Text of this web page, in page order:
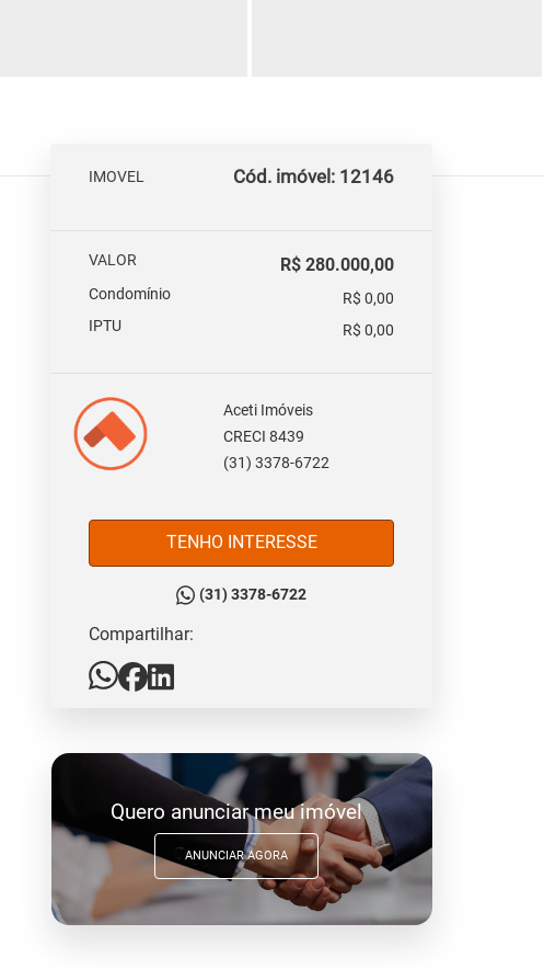
IMOVEL Cód. imóvel: 12146
VALOR R$ 280.000,00
Condomínio
R$ 0,00
IPTU
R$ 0,00
Aceti Imóveis
CRECI 8439
(31) 3378-6722
TENHO INTERESSE
(31) 3378-6722
Compartilhar:
Quero anunciar meu imóvel
ANUNCIAR AGORA